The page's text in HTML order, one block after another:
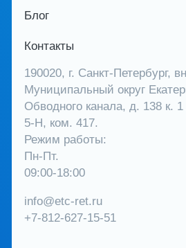
Блог
Контакты
190020, г. Санкт-Петербург,
Муниципальный округ
Обводного канала, д. 138 к.
5-Н, ком. 417.
Режим работы:
Пн-Пт.
09:00-18:00
info@etc-ret.ru
+7-812-627-15-51